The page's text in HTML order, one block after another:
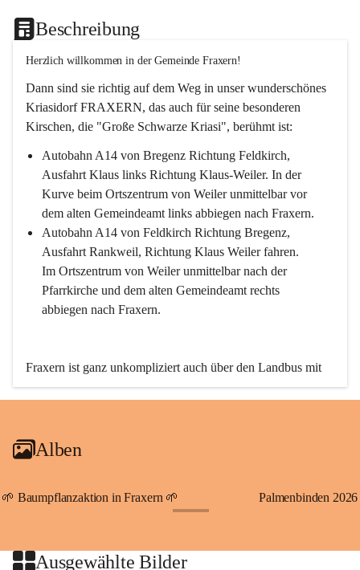
Beschreibung
Herzlich willkommen in der Gemeinde Fraxern!
Dann sind sie richtig auf dem Weg in unser wunderschönes
Kriasidorf FRAXERN, das auch für seine besonderen
Kirschen, die "Große Schwarze Kriasi", berühmt ist:
Autobahn A14 von Bregenz Richtung Feldkirch,
Ausfahrt Klaus links Richtung Klaus-Weiler. In der
Kurve beim Ortszentrum von Weiler unmittelbar vor
dem alten Gemeindeamt links abbiegen nach Fraxern.
Autobahn A14 von Feldkirch Richtung Bregenz,
Ausfahrt Rankweil, Richtung Klaus Weiler fahren.
Im Ortszentrum von Weiler unmittelbar nach der
Pfarrkirche und dem alten Gemeindeamt rechts
abbiegen nach Fraxern.
Fraxern ist ganz unkompliziert auch über den Landbus mit
den öffentlichen Verkehrsmitteln zu erreichen. Die Linie
An Samstagen, Sonn- und Feiertagen können Sie bequem
persönlichen Linienbus zur gewünschten Zeit zu Ihrer
Haltestelle bestellen. Sowohl von Weiler kommend nach
beide Fahrten Weiler-Fraxern-Weiler.
Alben
🌱 Baumpflanzaktion in Fraxern 🌱 Palmenbinden 2026
Ausgewählte Bilder